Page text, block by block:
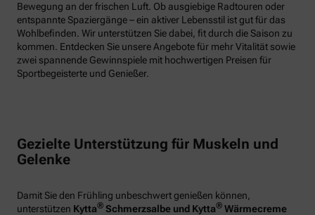
Bewegung an der frischen Luft. Ob ausgiebige Radtouren oder
entspannte Spaziergänge – ein aktiver Lebensstil ist gut für das
Wohlbefinden. Wir unterstützen Sie dabei, fit durch die Saison zu
kommen. Entdecken Sie unsere Angebote für mehr Vitalität sowie
zwei spannende Gewinnspiele mit hochwertigen Preisen für
Sportbegeisterte und Genießer.
Gezielte Unterstützung für Muskeln und
Gelenke
Damit Sie den Frühling unbeschwert genießen können,
unterstützen Kytta® Schmerzsalbe und Kytta® Wärmecreme